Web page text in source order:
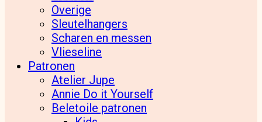
Overige
Sleutelhangers
Scharen en messen
Vlieseline
Patronen
Atelier Jupe
Annie Do it Yourself
Beletoile patronen